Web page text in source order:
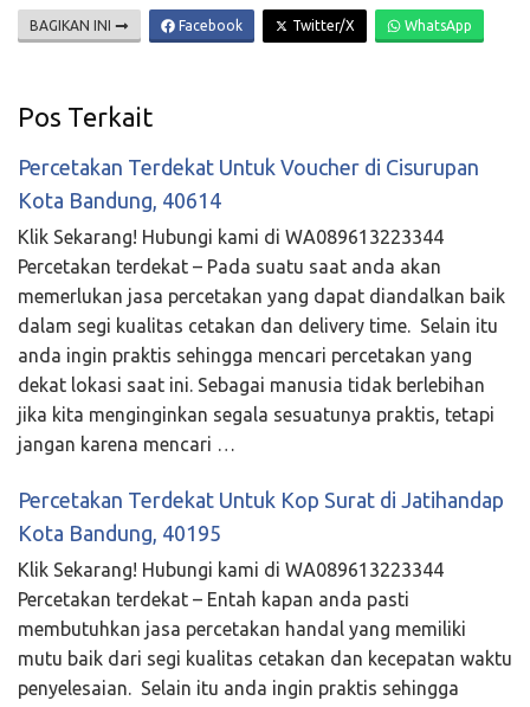
BAGIKAN INI Facebook Twitter/X WhatsApp
Pos Terkait
Percetakan Terdekat Untuk Voucher di Cisurupan
Kota Bandung, 40614
Klik Sekarang! Hubungi kami di WA089613223344
Percetakan terdekat – Pada suatu saat anda akan
memerlukan jasa percetakan yang dapat diandalkan baik
dalam segi kualitas cetakan dan delivery time. Selain itu
anda ingin praktis sehingga mencari percetakan yang
dekat lokasi saat ini. Sebagai manusia tidak berlebihan
jika kita menginginkan segala sesuatunya praktis, tetapi
jangan karena mencari …
Percetakan Terdekat Untuk Kop Surat di Jatihandap
Kota Bandung, 40195
Klik Sekarang! Hubungi kami di WA089613223344
Percetakan terdekat – Entah kapan anda pasti
membutuhkan jasa percetakan handal yang memiliki
mutu baik dari segi kualitas cetakan dan kecepatan waktu
penyelesaian. Selain itu anda ingin praktis sehingga